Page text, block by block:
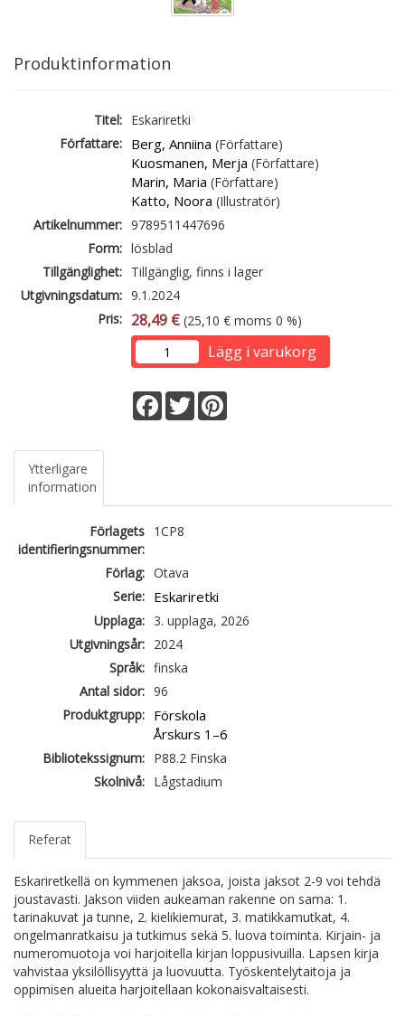
Produktinformation
Titel: Eskariretki
Författare: Berg, Anniina (Författare)
Kuosmanen, Merja (Författare)
Marin, Maria (Författare)
Katto, Noora (Illustratör)
Artikelnummer: 9789511447696
Form: lösblad
Tillgänglighet: Tillgänglig, finns i lager
Utgivningsdatum: 9.1.2024
Pris: 28,49 € (25,10 € moms 0 %)
Lägg i varukorg
Facebook
Twitter
Ytterligare
information
Förlagets
identifieringsnummer:
1CP8
Förlag: Otava
Serie: Eskariretki
Upplaga: 3. upplaga, 2026
Utgivningsår: 2024
Språk: finska
Antal sidor: 96
Produktgrupp: Förskola
Årskurs 1–6
Bibliotekssignum: P88.2 Finska
Skolnivå: Lågstadium
Referat
Eskariretkellä on kymmenen jaksoa, joista jaksot 2-9 voi tehdä
joustavasti. Jakson viiden aukeaman rakenne on sama: 1.
tarinakuvat ja tunne, 2. kielikiemurat, 3. matikkamutkat, 4.
ongelmanratkaisu ja tutkimus sekä 5. luova toiminta. Kirjain- ja
numeromuotoja voi harjoitella kirjan loppusivuilla. Lapsen kirja
vahvistaa yksilöllisyyttä ja luovuutta. Työskentelytaitoja ja
oppimisen alueita harjoitellaan kokonaisvaltaisesti.